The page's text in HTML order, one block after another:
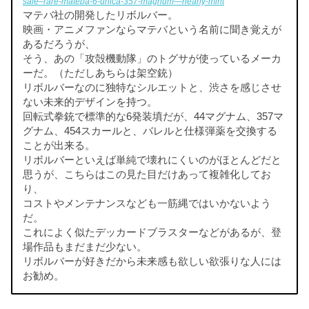
マテバ社の開発したリボルバー。
映画・アニメファンならマテバという名前に聞き覚えが
あるだろうが、
そう、あの「攻殻機動隊」のトグサが使っているメーカ
ーだ。（ただしあちらは架空銃）
リボルバーなのに独特なシルエットと、渋さを感じさせ
ない未来的デザインを持つ。
回転式拳銃で標準的な6発装填だが、44マグナム、357マ
グナム、454スカールと、バレルと仕様弾薬を交換する
ことが出来る。
リボルバーといえば単純で壊れにくいのがほとんどだと
思うが、こちらはこの見た目だけあって複雑化してお
り、
コストやメンテナンスなども一筋縄ではいかないよう
だ。
これによく似たデッカードブラスターなどがあるが、登
場作品もまだまだ少ない。
リボルバーが好きだから未来感も欲しい欲張りな人には
お勧め。